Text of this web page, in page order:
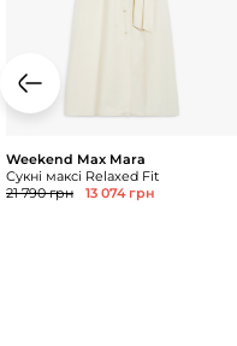
Weekend Max Mara
Сукні максі Relaxed Fit
21 790 грн
13 074 грн